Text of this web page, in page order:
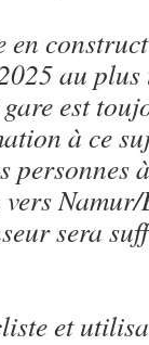
en
au plus
est
à ce
personnes
sera
et